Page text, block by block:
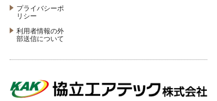
プライバシーポ
リシー
利用者情報の外
部送信について